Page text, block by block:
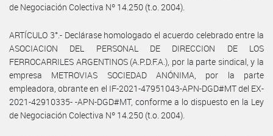
de Negociación Colectiva Nº 14.250 (t.o. 2004).
ARTÍCULO 3°.- Declárase homologado el acuerdo celebrado entre la
ASOCIACION DEL PERSONAL DE DIRECCION DE LOS
FERROCARRILES ARGENTINOS (A.P.D.F.A.), por la parte sindical, y la
empresa METROVIAS SOCIEDAD ANÓNIMA, por la parte
empleadora, obrante en el IF-2021-47951043-APN-DGD#MT del EX-
2021-42910335- -APN-DGD#MT, conforme a lo dispuesto en la Ley
de Negociación Colectiva Nº 14.250 (t.o. 2004).